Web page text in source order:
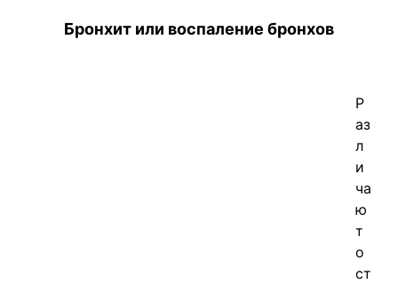
Бронхит или воспаление бронхов
Р
аз
л
и
ча
ю
т
о
ст